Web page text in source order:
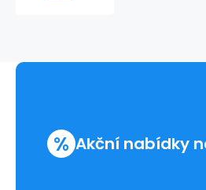
-
% Akční nabídky